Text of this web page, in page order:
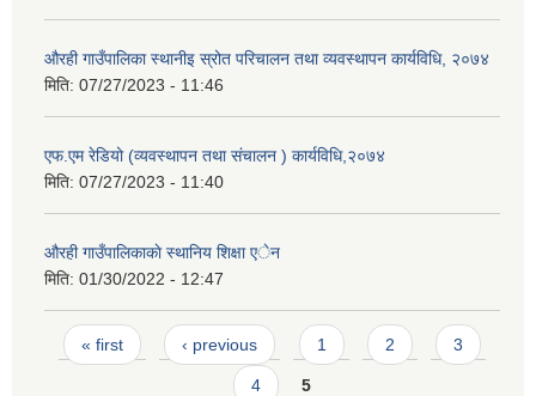
औरही गाउँपालिका स्थानीइ स्रोत परिचालन तथा व्यवस्थापन कार्यविधि, २०७४
मिति: 07/27/2023 - 11:46
एफ.एम रेडियो (व्यवस्थापन तथा संचालन ) कार्यविधि,२०७४
मिति: 07/27/2023 - 11:40
औरही गाउँपालिकाकाे स्थानिय शिक्षा एेन
मिति: 01/30/2022 - 12:47
Pages
« first ‹ previous 1 2 3
4 5